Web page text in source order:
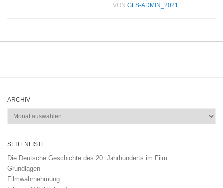
VON GFS-ADMIN_2021
ARCHIV
Archiv
SEITENLISTE
Die Deutsche Geschichte des 20. Jahrhunderts im Film
Grundlagen
Filmwahrnehmung